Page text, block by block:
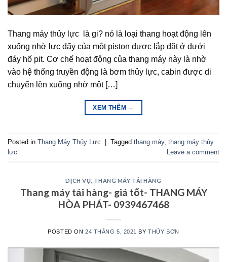
Thang máy thủy lực là gi? nó là loại thang hoạt động lên
xuống nhờ lực đẩy của một piston được lắp đặt ở dưới
đáy hố pit. Cơ chế hoạt động của thang máy này là nhờ
vào hệ thống truyền động là bơm thủy lực, cabin được di
chuyển lên xuống nhờ một […]
XEM THÊM →
Posted in Thang Máy Thủy Lực Tagged thang máy, thang máy thủy
lực
Leave a comment
DỊCH VỤ THANG MÁY TẢI HÀNG
Thang máy tải hàng- giá tốt- THANG MÁY
HÒA PHÁT- 0939467468
POSTED ON 24 THÁNG 5, 2021 BYTHỦY SƠN